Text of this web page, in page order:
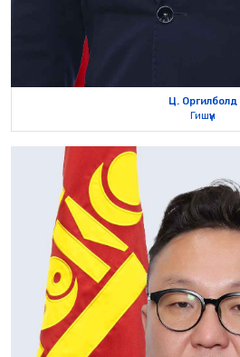
Ц. Оргилболд
Гишүүн